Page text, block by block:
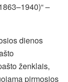
–
dienos
ženklais,
pirmosios